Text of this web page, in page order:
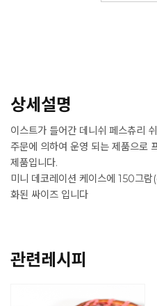
상세설명
이스트가 들어간 데니쉬 페스츄리
주문에 의하여 운영 되는 제품으로
제품입니다.
미니 데코레이션 케이스에 150그
화된 싸이즈 입니다
관련레시피